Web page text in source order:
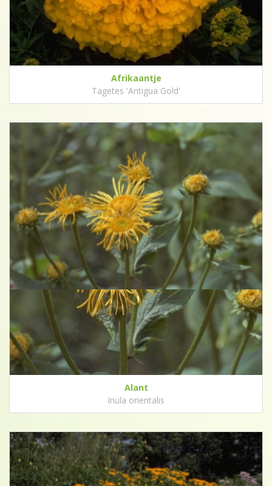
Afrikaantje
Tagetes 'Antigua Gold'
Alant
Inula orientalis